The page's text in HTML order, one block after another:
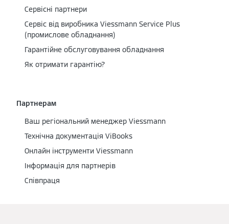
Сервісні партнери
Cервіс від виробника Viessmann Service Plus
(промислове обладнання)
Гарантійне обслуговування обладнання
Як отримати гарантію?
Партнерам
Ваш регіональний менеджер Viessmann
Технічна документація ViBooks
Онлайн інструменти Viessmann
Інформація для партнерів
Співпраця